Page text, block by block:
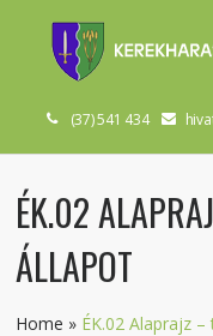
(37) 541 434
ÉK.02
ÁLLAPOT
Home » ÉK.02 Alaprajz